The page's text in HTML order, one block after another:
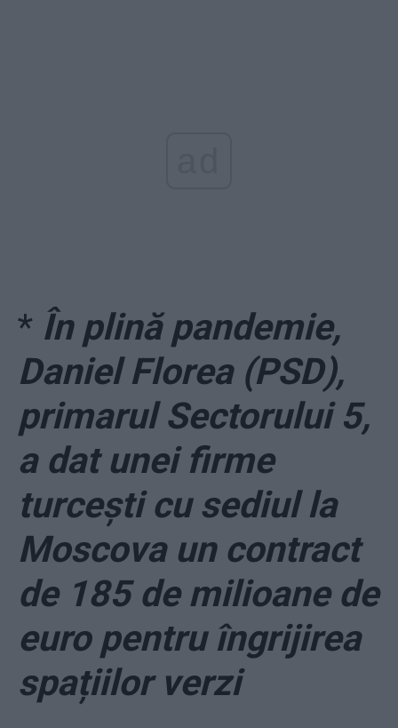
* În plină pandemie,
Daniel Florea (PSD),
primarul Sectorului 5,
a dat unei firme
turcești cu sediul la
Moscova un contract
de 185 de milioane de
euro pentru îngrijirea
spațiilor verzi